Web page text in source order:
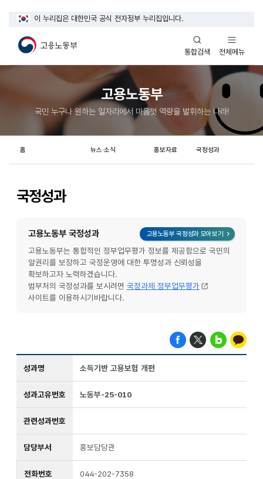
이 누리집은 대한민국 공식 전자정부 누리집입니다.
통합검색
열기
전체메뉴
열기
고용노동부
국민 누구나 원하는 일자리에서 마음껏 역량을 발휘하는 나라!
국정성과
홈 뉴스·소식 홍보자료 국정성과
고용노동부 국정성과
고용노동부는 통합적인 정부업무평가 정보를 제공함으로 국민의
알권리를 보장하고 국정운영에 대한 투명성과 신뢰성을
확보하고자 노력하겠습니다.
범부처의 국정성과를 보시려면 국정과제 정부업무평가
사이트를 이용하시기바랍니다.
레이어 화면
고용노동부 국정성과 모아보기
성과명 소득기반 고용보험 개편
성과고유번호 노동부-25-010
관련성과번호
담당부서 홍보담당관
전화번호 044-202-7358